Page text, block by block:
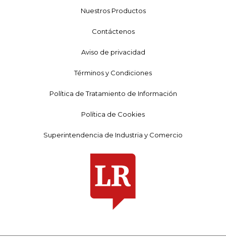
Nuestros Productos
Contáctenos
Aviso de privacidad
Términos y Condiciones
Política de Tratamiento de Información
Política de Cookies
Superintendencia de Industria y Comercio